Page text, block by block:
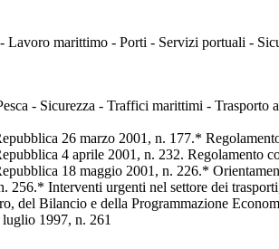
Lavoro marittimo - Porti - Servizi portuali -
- Sicurezza - Traffici marittimi - Trasporto
26 marzo 2001, n. 177.*
4 aprile 2001, n. 232. Regolamento
18 maggio 2001, n. 226.*
256.* Interventi urgenti nel settore dei
del Bilancio e della Programmazione
luglio 1997, n. 261